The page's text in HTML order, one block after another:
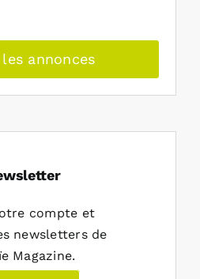
annonces
compte et
newsletters de
Magazine.